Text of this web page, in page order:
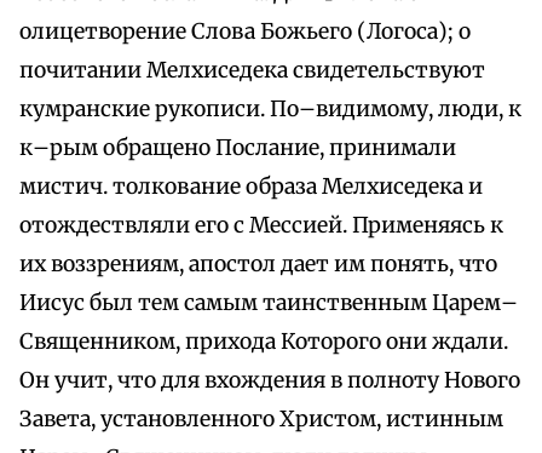
олицетворение Слова Божьего (Логоса); о
почитании Мелхиседека свидетельствуют
кумранские рукописи. По–видимому, люди, к
к–рым обращено Послание, принимали
мистич. толкование образа Мелхиседека и
отождествляли его с Мессией. Применяясь к
их воззрениям, апостол дает им понять, что
Иисус был тем самым таинственным Царем–
Священником, прихода Которого они ждали.
Он учит, что для вхождения в полноту Нового
Завета, установленного Христом, истинным